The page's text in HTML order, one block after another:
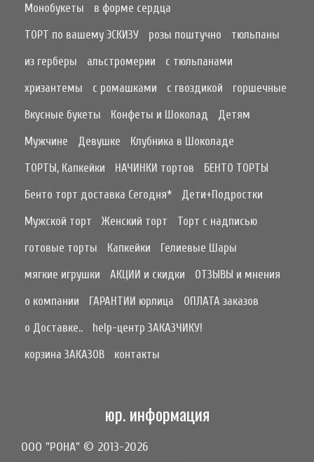
Монобукеты
в форме сердца
ТОРТ по вашему ЭСКИЗУ
розы поштучно
тюльпаны
из герберы
альстромерии
с тюльпанами
хризантемы
с ромашками с гвоздикой
горшечные
Вкусные букеты
Конфеты и Шоколад
Детям
Мужчине
Девушке
Клубника в Шоколаде
ТОРТЫ, Капкейки
НАЧИНКИ тортов
БЕНТО ТОРТЫ
Бенто торт доставка Сегодня*
Дети+Подростки
Мужской торт
Женский торт
Торт с надписью
готовые торты
Капкейки
Гелиевые Шары
мягкие игрушки
АКЦИИ и скидки
ОТЗЫВЫ и мнения
о компании
ГАРАНТИИ юрлица
ОПЛАТА заказов
о Доставке..
help-центр ЗАКАЗЧИКУ!
корзина ЗАКАЗОВ
контакты
юр. информация
ООО "РОНА" © 2013-2026